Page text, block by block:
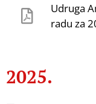
Udruga
radu za
2025.